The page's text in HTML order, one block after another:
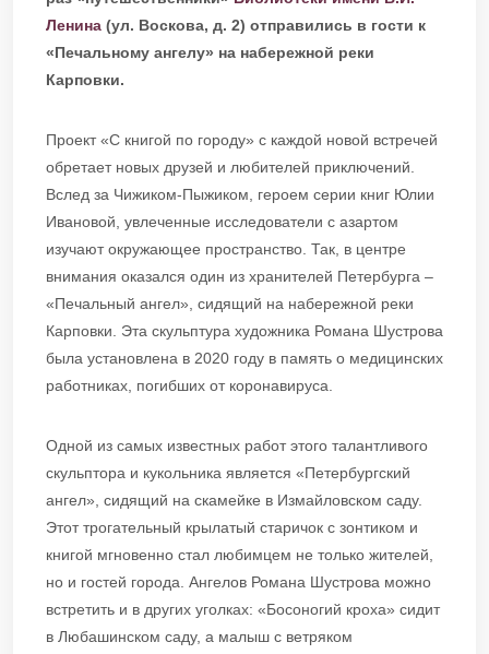
Ленина (ул. Воскова, д. 2) отправились в гости к
«Печальному ангелу» на набережной реки
Карповки.
Проект «С книгой по городу» с каждой новой встречей
обретает новых друзей и любителей приключений.
Вслед за Чижиком-Пыжиком, героем серии книг Юлии
Ивановой, увлеченные исследователи с азартом
изучают окружающее пространство. Так, в центре
внимания оказался один из хранителей Петербурга –
«Печальный ангел», сидящий на набережной реки
Карповки. Эта скульптура художника Романа Шустрова
была установлена в 2020 году в память о медицинских
работниках, погибших от коронавируса.
Одной из самых известных работ этого талантливого
скульптора и кукольника является «Петербургский
ангел», сидящий на скамейке в Измайловском саду.
Этот трогательный крылатый старичок с зонтиком и
книгой мгновенно стал любимцем не только жителей,
но и гостей города. Ангелов Романа Шустрова можно
встретить и в других уголках: «Босоногий кроха» сидит
в Любашинском саду, а малыш с ветряком